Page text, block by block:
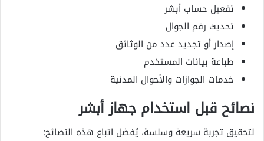
تفعيل حساب أبشر
تحديث رقم الجوال
إصدار أو تجديد عدد من الوثائق
طباعة بيانات المستخدم
خدمات الجوازات والأحوال المدنية
نصائح قبل استخدام جهاز أبشر
لتحقيق تجربة سريعة وسلسة، يُفضل اتباع هذه النصائح: